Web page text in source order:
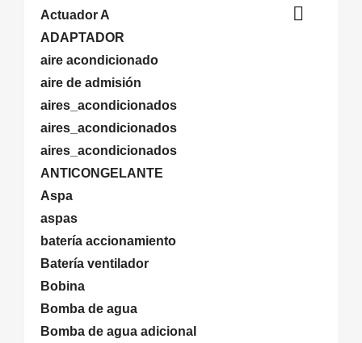
Actuador A

ADAPTADOR
aire acondicionado
aire de admisión
aires_acondicionados
aires_acondicionados
aires_acondicionados
ANTICONGELANTE
Aspa
aspas
batería accionamiento
Batería ventilador
Bobina
Bomba de agua
Bomba de agua adicional